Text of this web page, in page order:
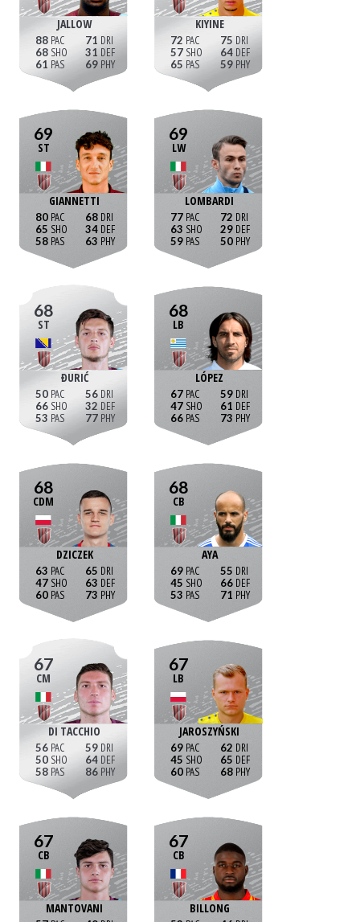
JALLOW
88
68
61
71
31
69
KIYINE
72
57
65
75
64
59
69
ST
GIANNETTI
80
65
58
68
34
63
69
LW
LOMBARDI
77
63
59
72
29
50
68
ST
ĐURIĆ
50
66
53
56
32
77
68
LB
LÓPEZ
67
47
66
59
61
73
68
CDM
DZICZEK
63
47
60
65
63
73
68
CB
AYA
69
45
53
55
66
71
67
CM
DI TACCHIO
56
50
58
59
64
86
67
LB
JAROSZYŃSKI
69
45
60
62
65
68
67
CB
MANTOVANI
67
CB
BILLONG